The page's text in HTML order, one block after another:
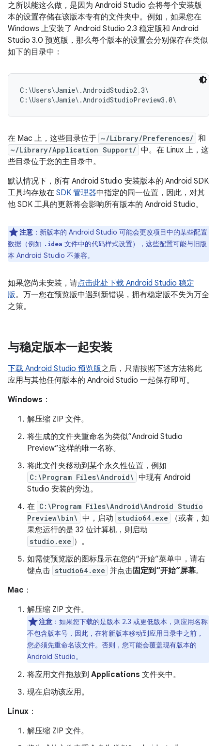
之所以能这么做，是因为 Android Studio 会将每个安装版
本的设置存储在该版本专有的文件夹中。例如，如果您在
Windows 上安装了 Android Studio 2.3 稳定版和 Android
Studio 3.0 预览版，那么每个版本的设置会分别保存在类似
如下的目录中：
C:\Users\Jamie\.AndroidStudio2.3\
在 Mac 上，这些目录位于 ~/Library/Preferences/ 和
~/Library/Application Support/ 中。在 Linux 上，这
些目录位于您的主目录中。
默认情况下，所有 Android Studio 安装版本的 Android SDK
工具均存放在 SDK 管理器中指定的同一位置，因此，对其
他 SDK 工具的更新将会影响所有版本的 Android Studio。
注意 ： 新版本的 Android Studio 可能会更改项目中的某些配置
数据（例如 .idea 文件中的代码样式设置），这些配置可能与旧版
本 Android Studio 不兼容。
如果您尚未安装，请点击此处下载 Android Studio 稳定
版。万一您在预览版中遇到新错误，拥有稳定版不失为万全
之策。
与稳定版本一起安装
下载 Android Studio 预览版之后，只需按照下述方法将此
应用与其他任何版本的 Android Studio 一起保存即可。
Windows ：
解压缩 ZIP 文件。
将生成的文件夹重命名为类似“Android Studio
Preview”这样的唯一名称。
将此文件夹移动到某个永久性位置，例如
C:\Program Files\Android\ 中现有 Android
Studio 安装的旁边。
在 C:\Program Files\Android\Android Studio
Preview\bin\ 中，启动 studio64.exe
（或者，如
果您运行的是 32 位计算机，则启动
studio.exe ）。
如需使预览版的图标显示在您的“开始”菜单中，请右
键点击 studio64.exe 并点击固定到“开始”屏幕。
Mac ：
解压缩 ZIP 文件。
注意 ：如果您下载的是版本 2.3 或更低版本，则应用名称
不包含版本号，因此，在将新版本移动到应用目录中之前，
您必须先重命名该文件。否则，您可能会覆盖现有版本的
Android Studio。
将应用文件拖放到 Applications 文件夹中。
现在启动该应用。
Linux ：
解压缩 ZIP 文件。